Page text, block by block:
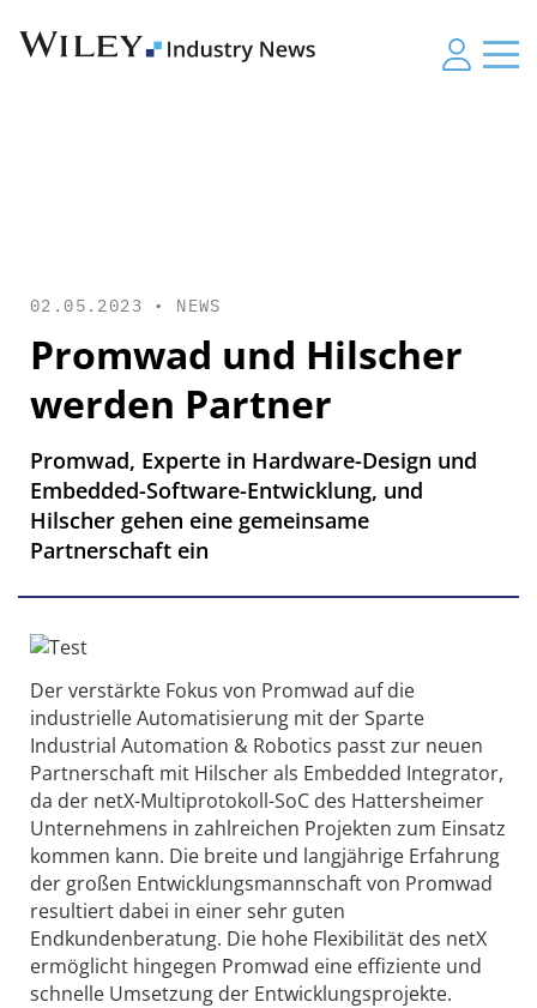
02.05.2023 • NEWS
Promwad und Hilscher
werden Partner
Promwad, Experte in Hardware-Design und
Embedded-Software-Entwicklung, und
Hilscher gehen eine gemeinsame
Partnerschaft ein
Der verstärkte Fokus von Promwad auf die
industrielle Automatisierung mit der Sparte
Industrial Automation & Robotics passt zur neuen
Partnerschaft mit Hilscher als Embedded Integrator,
da der netX-Multiprotokoll-SoC des Hattersheimer
Unternehmens in zahlreichen Projekten zum Einsatz
kommen kann. Die breite und langjährige Erfahrung
der großen Entwicklungsmannschaft von Promwad
resultiert dabei in einer sehr guten
Endkundenberatung. Die hohe Flexibilität des netX
ermöglicht hingegen Promwad eine effiziente und
schnelle Umsetzung der Entwicklungsprojekte.